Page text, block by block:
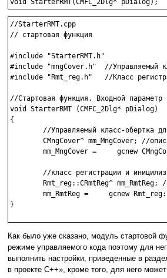
void StarterRMT(CMFC_2Dlg* pDialog);
//StarterRMT.cpp
// стартовая функция
#include "StarterRMT.h"
#include "mngCover.h"  //Управляемый
#include "Rmt_reg.h"   //Класс
//Стартовая функция. Входной
void StarterRMT (CMFC_2Dlg* pDialog)
{
//Управляемый класс-обертка для
CMngCover^ mm_MngCover; //
mm_MngCover =     gcnew
//класс регистрации и
Rmt_reg::CRmtReg^ mm_RmtReg; //
mm_RmtReg =     gcnew
}
Как было уже сказано, модуль стартовой
режиме управляемого кода поэтому для
выполнить настройки, приведенные в
в проекте С++», кроме того, для него